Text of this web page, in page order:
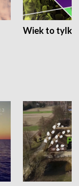
Wiek to tylko